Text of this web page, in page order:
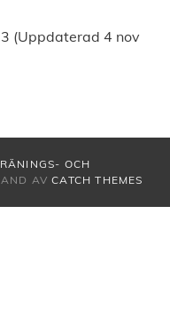
(Uppdaterad 4 nov
OCH
AVCATCH THEMES